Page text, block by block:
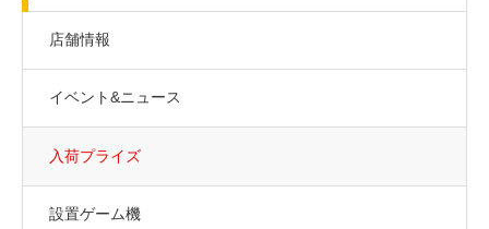
店舗情報
イベント&ニュース
入荷プライズ
設置ゲーム機